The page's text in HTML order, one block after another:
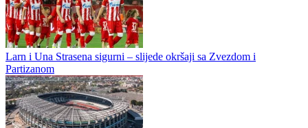
Borac sa Pecare odnio bodove
Ljubomir Ljubomir
0 0